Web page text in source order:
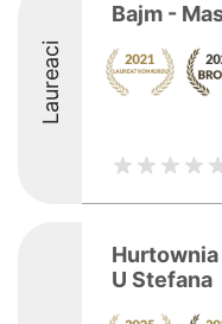
Laureaci
Bajm -
U Stefana